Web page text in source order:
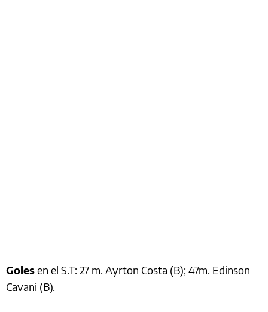
Golesen el S.T: 27 m. Ayrton Costa (B); 47m. Edinson
Cavani (B).